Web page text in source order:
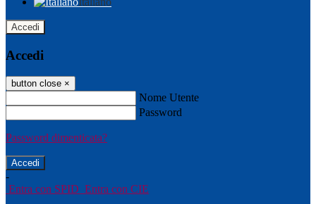
Accedi
Accedi
button close ×
Nome Utente
Password
Password dimenticata?
-
Entra con SPID Entra con CIE